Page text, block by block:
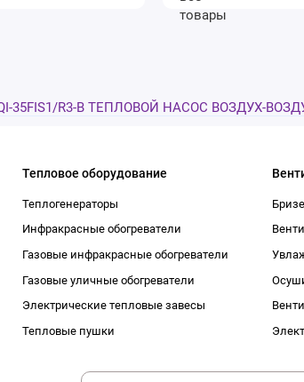
35FIS1/R3-B ТЕПЛОВОЙ НАСОС ВОЗДУХ-
Тепловое оборудование
Теплогенераторы
Инфракрасные обогреватели
Газовые инфракрасные обогреватели
Газовые уличные обогреватели
Электрические тепловые завесы
Тепловые пушки